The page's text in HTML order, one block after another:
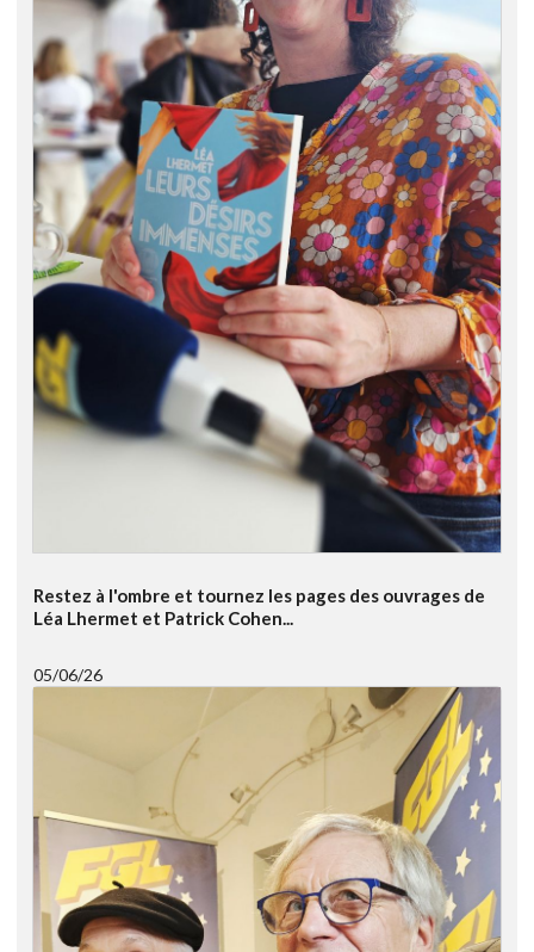
Restez à l'ombre et tournez les pages des ouvrages de
Léa Lhermet et Patrick Cohen...
05/06/26